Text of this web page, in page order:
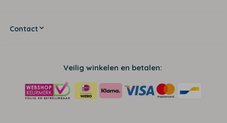
Contact
Veilig winkelen en betalen: